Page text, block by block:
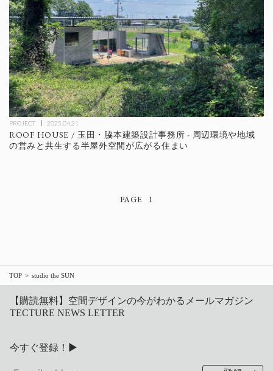
PROJECT 2025.04.21
ROOF HOUSE / 玉田・脇本建築設計事務所 - 周辺環境や地域
の営みと共生する半屋外空間が広がる住まい
1
TOP studio the SUN
【購読無料】空間デザインの今がわかるメールマガジン
TECTURE NEWS LETTER
今すぐ登録！▶